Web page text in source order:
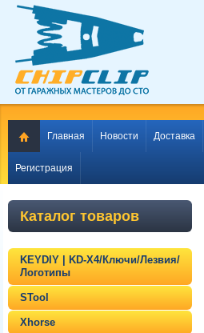
Главная Новости Доставка
Регистрация
Каталог товаров
KEYDIY | KD-X4/Ключи/Лезвия/
Логотипы
STool
Xhorse